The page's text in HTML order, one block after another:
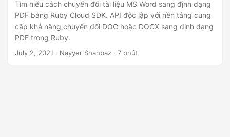
Tìm hiểu cách chuyển đổi tài liệu MS Word sang định dạng
PDF bằng Ruby Cloud SDK. API độc lập với nền tảng cung
cấp khả năng chuyển đổi DOC hoặc DOCX sang định dạng
PDF trong Ruby.
July 2, 2021 · Nayyer Shahbaz · 7 phút